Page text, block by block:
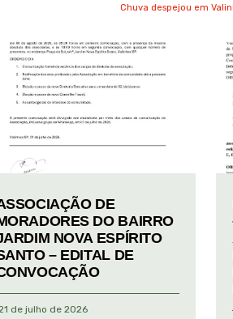
Chuva despejou em
DE
DO BAIRRO
NOVA ESPÍRITO
– EDITAL DE
de julho de 2026